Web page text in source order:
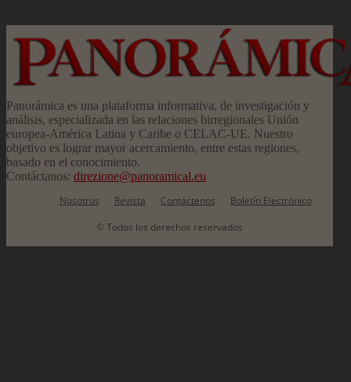
Panorámica es una plataforma informativa, de investigación y
análisis, especializada en las relaciones birregionales Unión
europea-América Latina y Caribe o CELAC-UE. Nuestro
objetivo es lograr mayor acercamiento, entre estas regiones,
basado en el conocimiento.
Contáctanos: direzione@panoramical.eu
Nosotros
Revista Contáctenos
Boletín Electrónico
© Todos los derechos reservados